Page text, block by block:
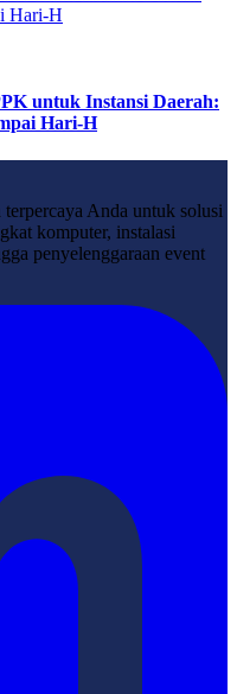
untuk Instansi Daerah:
Hari-H
Anda untuk solusi
komputer, instalasi
penyelenggaraan event